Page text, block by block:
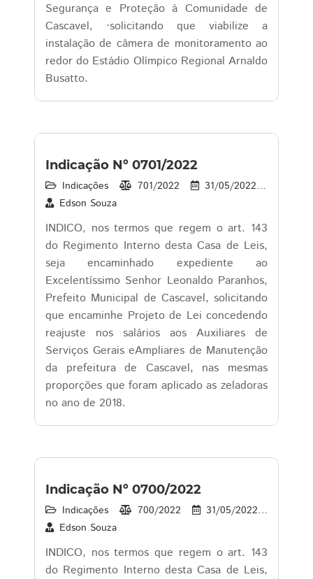
Segurança e Proteção à Comunidade de
Cascavel, ·solicitando que viabilize a
instalação de câmera de monitoramento ao
redor do Estádio Olímpico Regional Arnaldo
Busatto.
Indicação Nº 0701/2022
Indicações 701/2022 31/05/2022
Edson Souza
INDICO, nos termos que regem o art. 143
do Regimento Interno desta Casa de Leis,
seja encaminhado expediente ao
Excelentíssimo Senhor Leonaldo Paranhos,
Prefeito Municipal de Cascavel, solicitando
que encaminhe Projeto de Lei concedendo
reajuste nos salários aos Auxiliares de
Serviços Gerais eAmpliares de Manutenção
da prefeitura de Cascavel, nas mesmas
proporções que foram aplicado as zeladoras
no ano de 2018.
Indicação Nº 0700/2022
Indicações 700/2022 31/05/2022
Edson Souza
INDICO, nos termos que regem o art. 143
do Regimento Interno desta Casa de Leis,